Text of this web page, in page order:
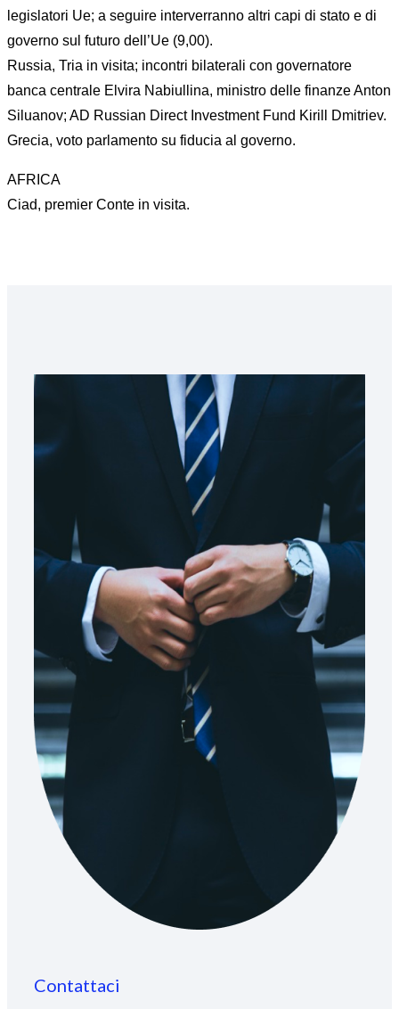
legislatori Ue; a seguire interverranno altri capi di stato e di
governo sul futuro dell’Ue (9,00).
Russia, Tria in visita; incontri bilaterali con governatore
banca centrale Elvira Nabiullina, ministro delle finanze Anton
Siluanov; AD Russian Direct Investment Fund Kirill Dmitriev.
Grecia, voto parlamento su fiducia al governo.
AFRICA
Ciad, premier Conte in visita.
Contattaci